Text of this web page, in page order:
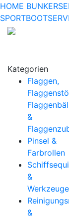
HOME
Kategorien
Flaggen,
&
Pinsel &
Farbrollen
&
Werkzeuge
&